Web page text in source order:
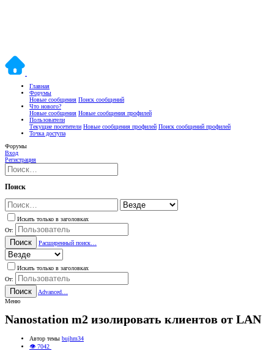
Главная
Форумы
Новые сообщения Поиск сообщений
Что нового?
Новые сообщения Новые сообщения профилей
Пользователи
Текущие посетители Новые сообщения профилей Поиск сообщений профилей
Точка доступа
Форумы
Вход
Регистрация
Поиск
Искать только в заголовках
От:
Поиск Расширенный поиск…
Искать только в заголовках
От:
Поиск
Advanced…
Меню
Nanostation m2 изолировать клиентов от LAN
Автор темы bujhm34
👁 7042